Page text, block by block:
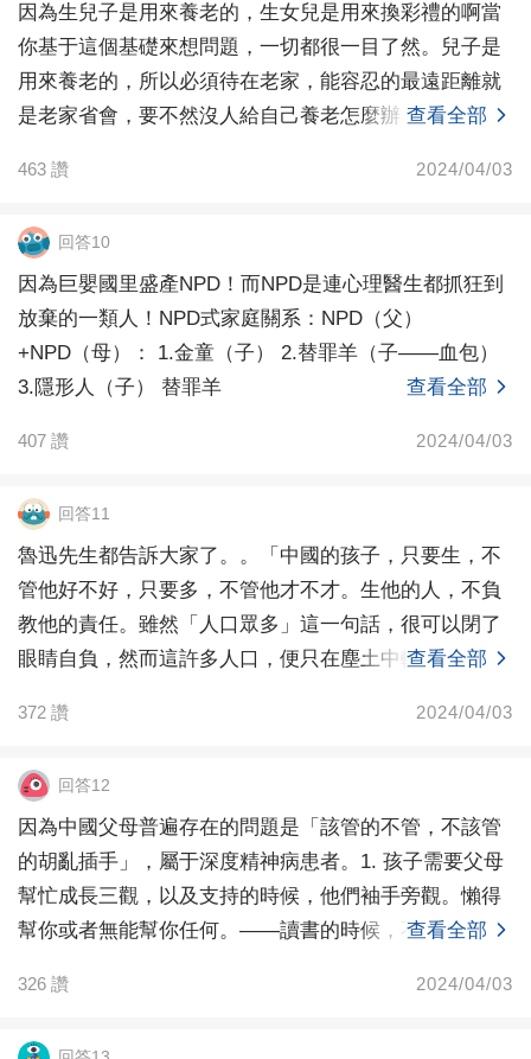
因為生兒子是用來養老的，生女兒是用來換彩禮的啊當
你基于這個基礎來想問題，一切都很一目了然。兒子是
用來養老的，所以必須待在老家，能容忍的最遠距離就
是老家省會，要不然沒人給自己養老怎麼辦？（參見神
查看全部
463 讚 2024/04/03
回答10
因為巨嬰國里盛產NPD！而NPD是連心理醫生都抓狂到
放棄的一類人！NPD式家庭關系：NPD（父）
+NPD（母）： 1.金童（子） 2.替罪羊（子——血包）
3.隱形人（子） 替罪羊
查看全部
407 讚 2024/04/03
回答11
魯迅先生都告訴大家了。。「中國的孩子，只要生，不
管他好不好，只要多，不管他才不才。生他的人，不負
教他的責任。雖然「人口眾多」這一句話，很可以閉了
眼睛自負，然而這許多人口，便只在塵土中輾轉，小的
查看全部
372 讚 2024/04/03
回答12
因為中國父母普遍存在的問題是「該管的不管，不該管
的胡亂插手」，屬于深度精神病患者。1. 孩子需要父母
幫忙成長三觀，以及支持的時候，他們袖手旁觀。懶得
幫你或者無能幫你任何。——讀書的時候，不僅不幫忙
查看全部
326 讚 2024/04/03